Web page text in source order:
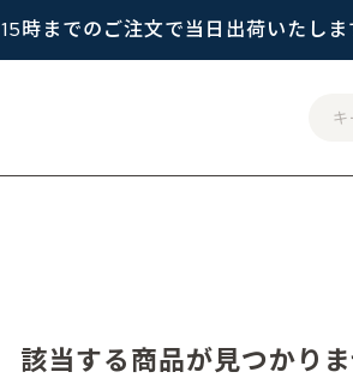
15時までのご注文で当日出荷いたし
該当する商品が見つかり